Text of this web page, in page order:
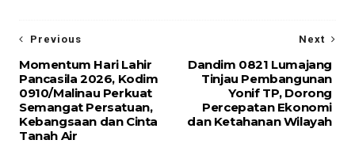
Next
Dandim 0821 Lumajang
Tinjau Pembangunan
Yonif TP, Dorong
Percepatan Ekonomi
dan Ketahanan Wilayah
Previous
Momentum Hari Lahir
Pancasila 2026, Kodim
0910/Malinau Perkuat
Semangat Persatuan,
Kebangsaan dan Cinta
Tanah Air